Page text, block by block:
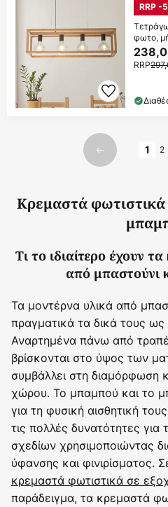
RRP -
φωτο,
RRP
Προηγούμενο
1 2
Κρεμαστά φωτιστικά
Τι το ιδιαίτερο έχουν
από μπαστούνι
Τα μοντέρνα υλικά από
πραγματικά τα δικά τους
Αναρτημένα πάνω από
βρίσκονται στο ύψος των
συμβάλλει στη διαμόρφωση
χώρου. Το μπαμπού και το
για τη φυσική αισθητική
τις πολλές δυνατότητες για
σχεδίων χρησιμοποιώντας
ύφανσης και φινιρίσματος.
κρεμαστά φωτιστικά σε
παράδειγμα, τα κρεμαστά